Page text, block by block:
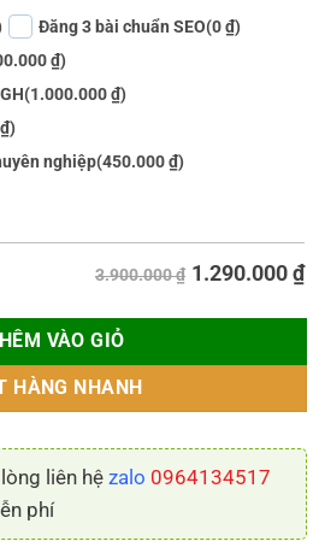
Đăng 3 bài chuẩn SEO(0 ₫)
₫)
(1.000.000 ₫)
nghiệp(450.000 ₫)
3.900.000 ₫ 1.290.000₫
VÀO GIỎ
HÀNG NHANH
liên hệ zalo 0964134517
phí